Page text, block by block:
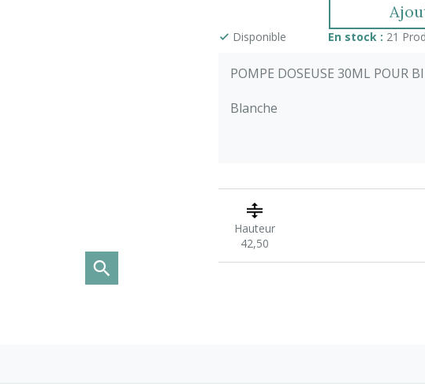
Disponible En stock : 21
POMPE DOSEUSE 30ML POUR
Blanche
Hauteur
42,50